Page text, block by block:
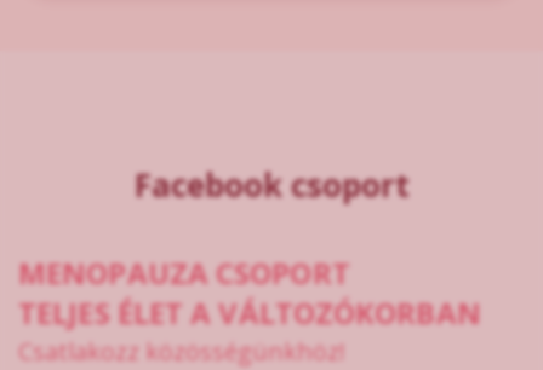
Facebook csoport
MENOPAUZA CSOPORT
TELJES ÉLET A VÁLTOZÓKORBAN
Csatlakozz közösségünkhöz!